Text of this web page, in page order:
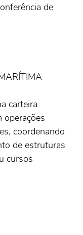
de
carteira
operações
coordenando
de estruturas
cursos